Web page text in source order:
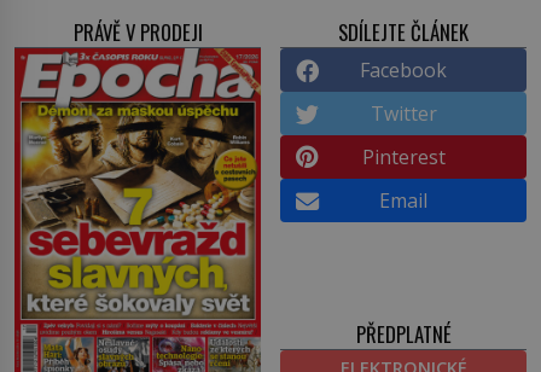
PRÁVĚ V PRODEJI SDÍLEJTE ČLÁNEK
Facebook
Twitter
Pinterest
Email
PŘEDPLATNÉ